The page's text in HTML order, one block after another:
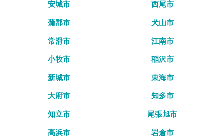
安城市
西尾市
蒲郡市
犬山市
常滑市
江南市
小牧市
稲沢市
新城市
東海市
大府市
知多市
知立市
尾張旭市
高浜市
岩倉市